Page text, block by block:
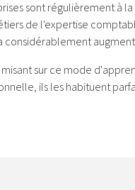
sont régulièrement à
de l'expertise
considérablement
sur ce mode
ils les habituent